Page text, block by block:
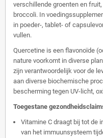
verschillende groenten en
broccoli. In
in poeder-, tablet- of
vullen.
Quercetine is een flavonoïde
nature voorkomt in diverse
zijn verantwoordelijk voor de
aan diverse biochemische
bescherming tegen UV-licht,
Toegestane
Vitamine C draagt bij tot de
van het immuunsysteem